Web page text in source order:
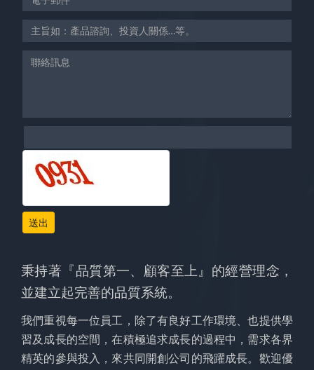
送出
秉持著『品質第一、顧客至上』的經營理念，
並建立起完善的品質系統。
我們重視每一位員工，除了有良好工作環境、也提供學
習及成長的空間，在積極追求成長的過程中，需求各界
精英的參與投入，來共同開創公司的飛躍成長。歡迎優